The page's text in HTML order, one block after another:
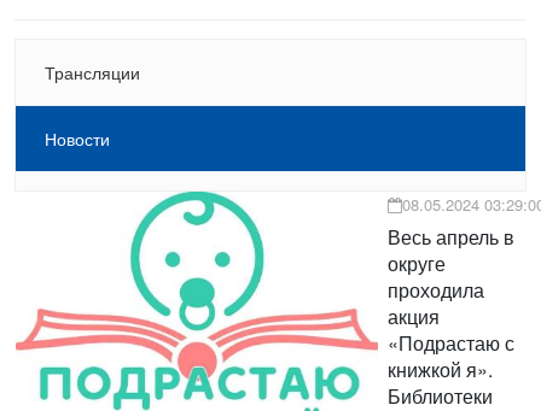
Трансляции
Новости
08.05.2024
Весь апрель в
округе
проходила
акция
«Подрастаю с
книжкой я».
Библиотеки